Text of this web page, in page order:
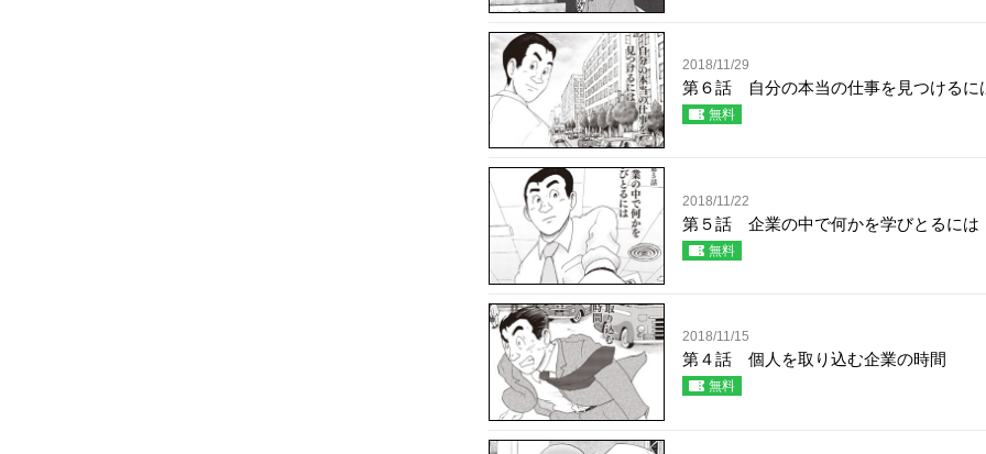
2018/11/29
第６話 自分の本当の仕事を見つけるに
無料
2018/11/22
第５話 企業の中で何かを学びとるには
無料
2018/11/15
第４話 個人を取り込む企業の時間
無料